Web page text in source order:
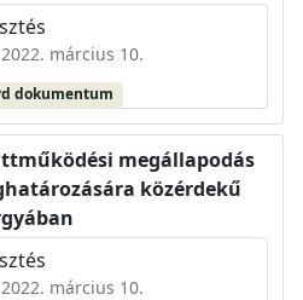
március 10.
dokumentum
megállapodás
közérdekű
március 10.